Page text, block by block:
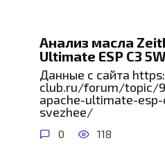
Анализ масла
Ultimate ESP C3
Данные с сайта
club.ru/forum/topic/
apache-ultimate-
svezhee/
0 118